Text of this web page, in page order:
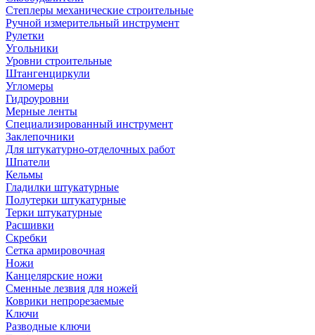
Степлеры механические строительные
Ручной измерительный инструмент
Рулетки
Угольники
Уровни строительные
Штангенциркули
Угломеры
Гидроуровни
Мерные ленты
Специализированный инструмент
Заклепочники
Для штукатурно-отделочных работ
Шпатели
Кельмы
Гладилки штукатурные
Полутерки штукатурные
Терки штукатурные
Расшивки
Скребки
Сетка армировочная
Ножи
Канцелярские ножи
Сменные лезвия для ножей
Коврики непрорезаемые
Ключи
Разводные ключи